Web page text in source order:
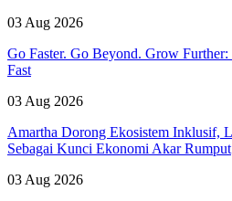
03 Aug 2026
Go Faster. Go Beyond. Grow
Fast
03 Aug 2026
Amartha Dorong Ekosistem Inklusif,
Sebagai Kunci Ekonomi Akar Rumput
03 Aug 2026